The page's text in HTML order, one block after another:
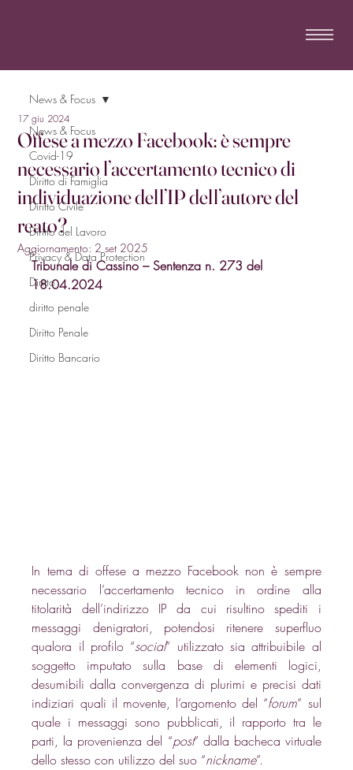
News & Focus
Covid-19
Diritto di Famiglia
Diritto Civile
Diritto del Lavoro
Privacy & Data Protection
Diritto
diritto penale
Diritto Penale
Diritto Bancario
News & Focus
Offese a mezzo Facebook: è sempre
necessario l’accertamento tecnico di
individuazione dell’IP dell’autore del
reato?
17 giu 2024
Aggiornamento: 2 set 2025
Tribunale di Cassino – Sentenza n. 273 del
18.04.2024
In tema di offese a mezzo Facebook non è sempre
necessario l’accertamento tecnico in ordine alla
titolarità dell’indirizzo IP da cui risultino spediti i
messaggi denigratori, potendosi ritenere superfluo
qualora il profilo “social” utilizzato sia attribuibile al
soggetto imputato sulla base di elementi logici,
desumibili dalla convergenza di plurimi e precisi dati
indiziari quali il movente, l’argomento del “forum” sul
quale i messaggi sono pubblicati, il rapporto tra le
parti, la provenienza del “post” dalla bacheca virtuale
dello stesso con utilizzo del suo “nickname”.